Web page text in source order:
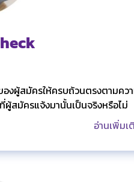
งผู้สมัครให้ครบถ้วนตรงตามคว
สมัครแจ้งมานั้นเป็นจริงหรือไม่
อ่านเพิ่มเ